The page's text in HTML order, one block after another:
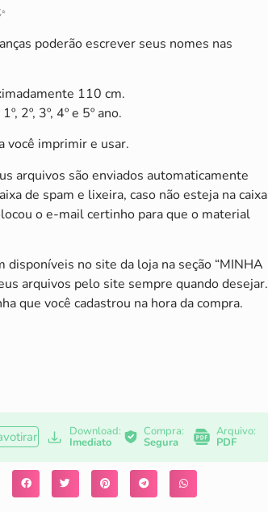
poderão escrever seus nomes nas
110 cm.
2º, 3º, 4º e 5º ano.
imprimir e usar.
arquivos são enviados automaticamente
de spam e lixeira, caso não esteja na caixa
o e-mail certinho para que o material
no site da loja na seção “MINHA
arquivos pelo site sempre quando desejar.
que você cadastrou na hora da compra.
Download:
Imediato
Compra:
Segura
Arquivo:
PDF